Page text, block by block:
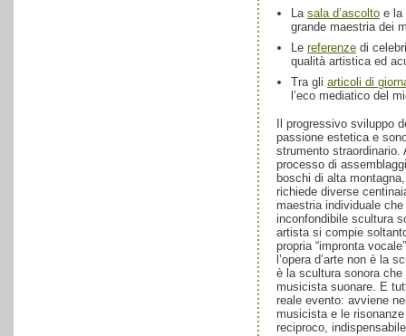
La sala d’ascolto e la
grande maestria dei
Le referenze di
qualità artistica ed
Tra gli articoli di
l’eco mediatico del
Il progressivo sviluppo
passione estetica e
strumento straordinario.
processo di
boschi di alta
richiede diverse
maestria individuale
inconfondibile scultura
artista si compie
propria “impronta
l’opera d’arte non è la
è la scultura sonora
musicista suonare. E
reale evento: avviene
musicista e le
reciproco,